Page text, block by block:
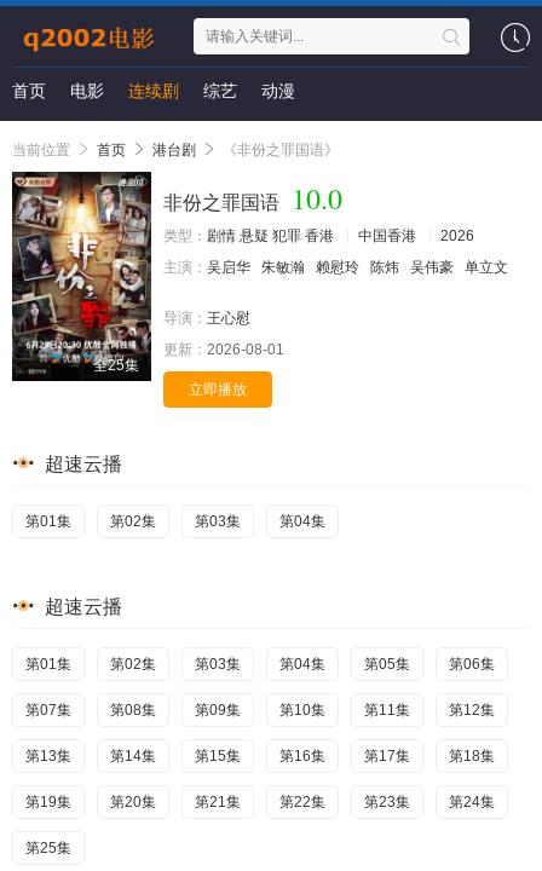
首页 电影 连续剧 综艺 动漫
当前位置 首页 港台剧 《非份之罪国语》
全25集
非份之罪国语 10.0
类型： 剧情 悬疑 犯罪 香港 中国香港
2026
主演： 吴启华 朱敏瀚 赖慰玲 陈炜 吴伟豪 单立文
导演： 王心慰
更新： 2026-08-01
立即播放
超速云播
第01集 第02集 第03集 第04集
超速云播
第01集 第02集 第03集 第04集 第05集 第06集
第07集 第08集 第09集 第10集 第11集 第12集
第13集 第14集 第15集 第16集 第17集 第18集
第19集 第20集 第21集 第22集 第23集 第24集
第25集